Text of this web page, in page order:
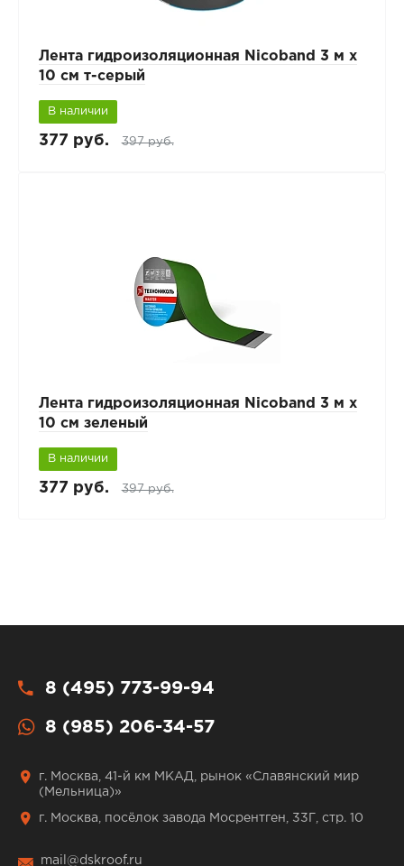
Лента гидроизоляционная Nicoband 3 м х
10 см т-серый
В наличии
377 руб. 397 руб.
Лента гидроизоляционная Nicoband 3 м х
10 см зеленый
В наличии
377 руб. 397 руб.
8 (495) 773-99-94
8 (985) 206-34-57
г. Москва, 41-й км МКАД, рынок «Славянский мир
(Мельница)»
г. Москва, посёлок завода Мосрентген, 33Г, стр. 10
mail@dskroof.ru